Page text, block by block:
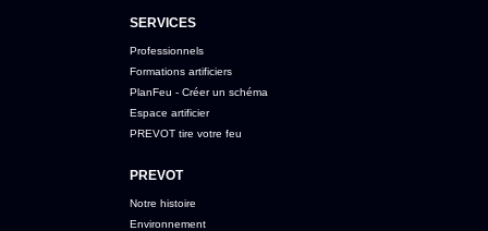
SERVICES
Professionnels
Formations artificiers
PlanFeu - Créer un schéma
Espace artificier
PREVOT tire votre feu
PREVOT
Notre histoire
Environnement